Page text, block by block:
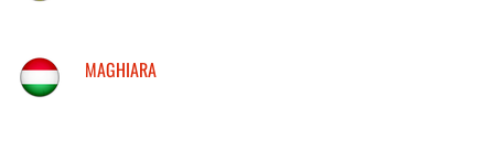
MAGHIARA